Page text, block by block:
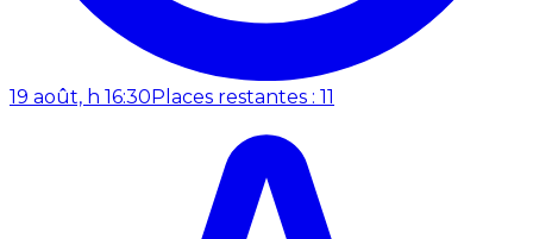
19 août, h 16:30Places restantes : 11